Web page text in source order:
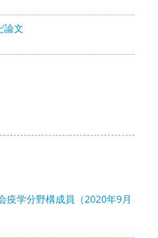
論文
疫学分野構成員（2020年9月